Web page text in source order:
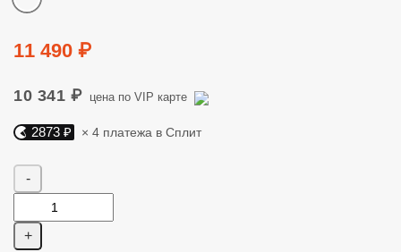
Цена
11 490 ₽
10 341 ₽ цена по VIP карте
Яндекс Сплит. 2873 руб, 4 платежа в Сплит
2873 ₽ × 4 платежа в Сплит